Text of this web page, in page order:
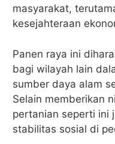
masyarakat,
kesejahteraan
Panen raya ini
bagi wilayah lain
sumber daya alam
Selain memberikan
pertanian seperti ini
stabilitas sosial di